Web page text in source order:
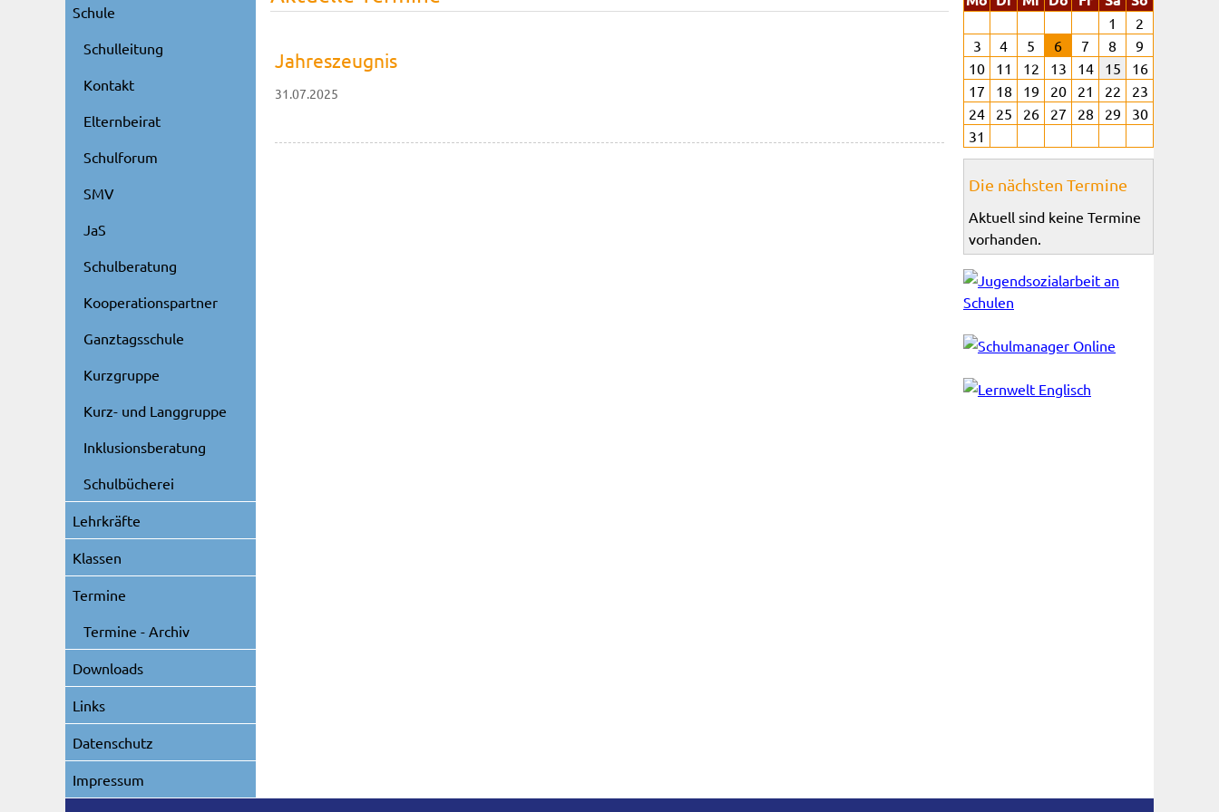
Jahreszeugnis
31.07.2025
Schule
Schulleitung
Kontakt
Elternbeirat
Schulforum
SMV
JaS
Schulberatung
Kooperationspartner
Ganztagsschule
Kurzgruppe
Kurz- und Langgruppe
Inklusionsberatung
Schulbücherei
Lehrkräfte
Klassen
Termine
Termine - Archiv
Downloads
Links
Datenschutz
Impressum
1
2
3
4 5 6 7 8
9
10
11 12 13 14 15
16
17
18 19 20 21 22
23
24
25 26 27 28 29
30
31
Die nächsten Termine
Aktuell sind keine Termine
vorhanden.